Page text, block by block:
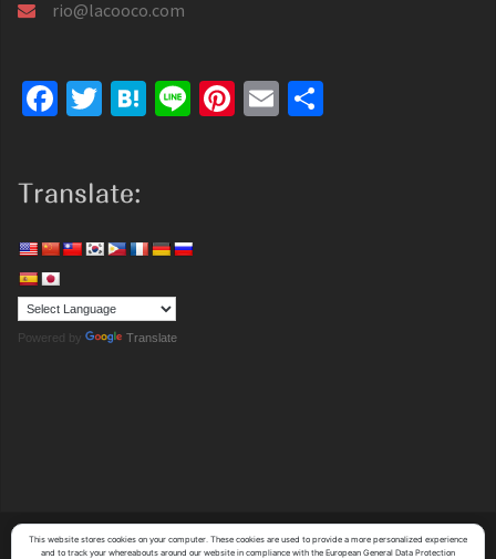
rio@lacooco.com
Facebook
Twitter
Hatena
LinePinterest
Email
Translate:
Powered by Translate
Copyright (C)Y's System Factory Co.,Ltd.All Rights Reserved.
This website stores cookies on your computer. These cookies are used to provide a more personalized experience
and to track your whereabouts around our website in compliance with the European General Data Protection